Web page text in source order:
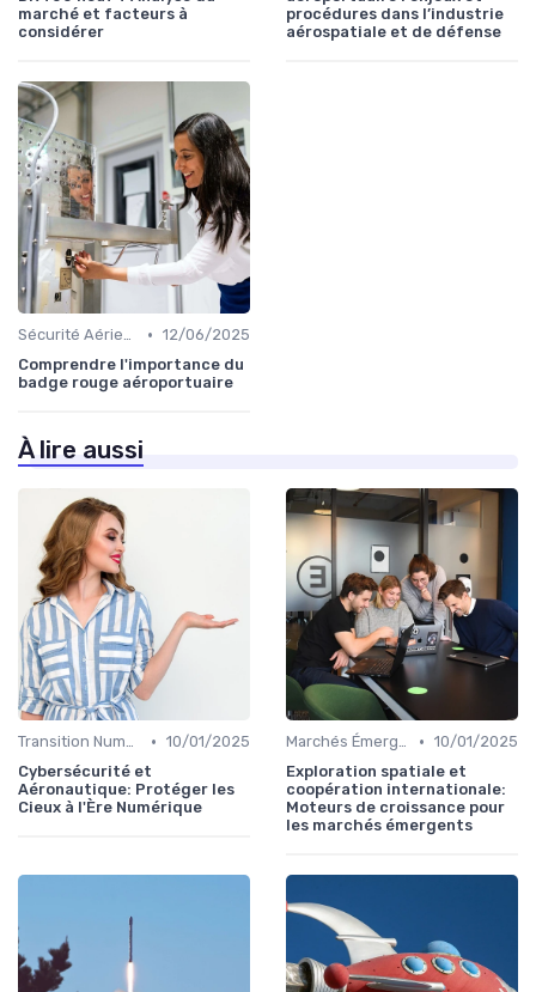
marché et facteurs à
considérer
procédures dans l’industrie
aérospatiale et de défense
Sécurité Aérienne • 12/06/2025
Comprendre l'importance du
badge rouge aéroportuaire
À lire aussi
Transition Numérique • 10/01/2025
Cybersécurité et
Aéronautique: Protéger les
Cieux à l'Ère Numérique
Marchés Émergents • 10/01/2025
Exploration spatiale et
coopération internationale:
Moteurs de croissance pour
les marchés émergents